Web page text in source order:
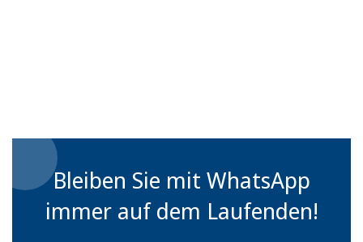
Bleiben Sie mit WhatsApp
immer auf dem Laufenden!